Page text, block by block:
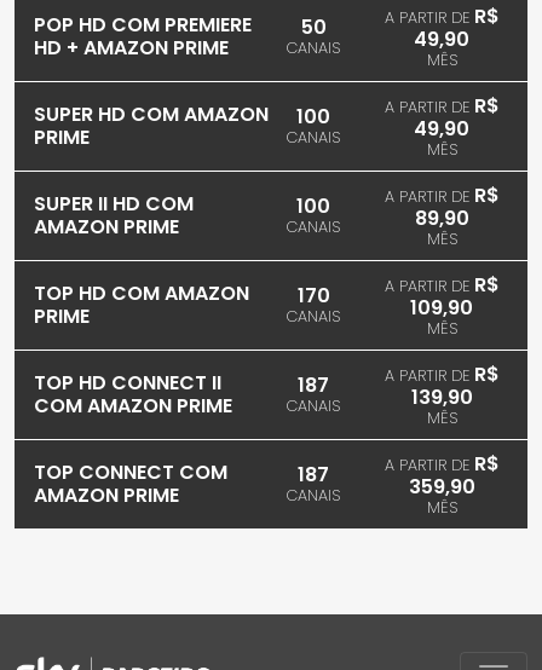
POP HD COM PREMIERE
HD + AMAZON PRIME
50
CANAIS
A PARTIR DE R$
49,90
MÊS
SUPER HD COM AMAZON
PRIME
100
CANAIS
A PARTIR DE R$
49,90
MÊS
SUPER II HD COM
AMAZON PRIME
100
CANAIS
A PARTIR DE R$
89,90
MÊS
TOP HD COM AMAZON
PRIME
170
CANAIS
A PARTIR DE R$
109,90
MÊS
TOP HD CONNECT II
COM AMAZON PRIME
187
CANAIS
A PARTIR DE R$
139,90
MÊS
TOP CONNECT COM
AMAZON PRIME
187
CANAIS
A PARTIR DE R$
359,90
MÊS